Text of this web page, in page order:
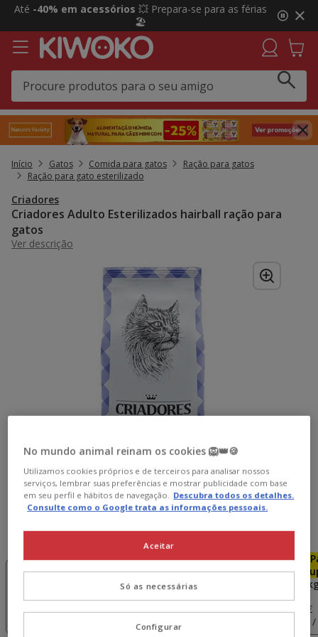
2
3,
mensagem,
Até -40% em acessórios 💥 Prepara-se para as férias
🏖️
Início Gatos Comida para gatos
Ração para gatos
Ração para gato esterilizado
Criadores
Criadores Adulto Esterilizados hairball ração para
gatos
Ver descrição
Peso:7 kg
-15€ c/
cupão 💰
2 x 2.5 kg
Pack
Poupança
(7.60€ / kg)
7 kg
-15€ c/
cupão 💰
2 x 7
75.98€
(5.43€
No mundo animal reinam os cookies 🦁👑🍪
Utilizamos cookies próprios e de terceiros para analisar nossos
serviços, lembrar suas preferências e mostrar publicidade com base
em seu perfil e hábitos de navegação. Descubra todos os detalhes.
Consulte como o Google trata as informações pessoais.
Só as necessárias
Aceitar
Configurar